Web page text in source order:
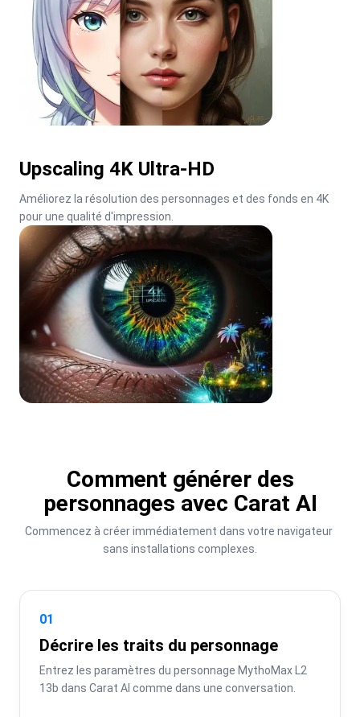
Upscaling 4K Ultra-HD
Améliorez la résolution des personnages et des fonds en 4K
pour une qualité d'impression.
Comment générer des
personnages avec Carat AI
Commencez à créer immédiatement dans votre navigateur
sans installations complexes.
01
Décrire les traits du personnage
Entrez les paramètres du personnage MythoMax L2
13b dans Carat AI comme dans une conversation.